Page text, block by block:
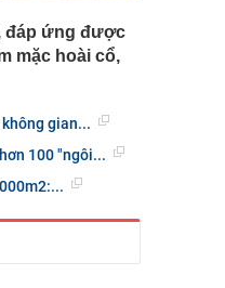
đáp ứng được
mặc hoài cổ,
gian...
100 "ngôi...